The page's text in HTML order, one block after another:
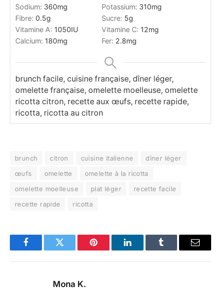
Sodium: 360mg Potassium: 310mg
Fibre: 0.5g Sucre: 5g
Vitamine A: 1050IU Vitamine C: 12mg
Calcium: 180mg Fer: 2.8mg
brunch facile, cuisine française, dîner léger,
omelette française, omelette moelleuse, omelette
ricotta citron, recette aux œufs, recette rapide,
ricotta, ricotta au citron
brunch citron cuisine italienne
dîner léger
œufs
omelette
omelette à la ricotta
omelette moelleuse
plat léger
recette facile
recette rapide
ricotta
FacebookTwitter Pinterest LinkedInTumblr Email
Mona K.